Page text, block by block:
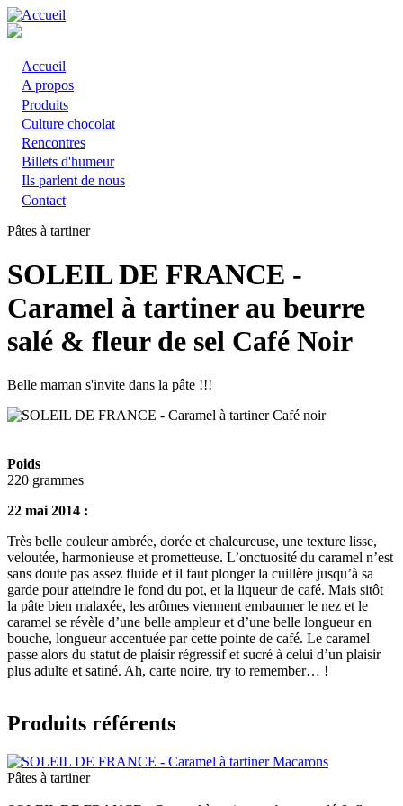
Aller
au
principal
Main
navigation
Accueil
A propos
Produits
Culture chocolat
Rencontres
Billets d'humeur
Ils parlent de nous
Contact
Pâtes à tartiner
SOLEIL DE FRANCE -
Caramel à tartiner au beurre
salé & fleur de sel Café Noir
Belle maman s'invite dans la pâte !!!
Poids
220 grammes
22 mai 2014 :
Très belle couleur ambrée, dorée et chaleureuse, une texture lisse,
veloutée, harmonieuse et prometteuse. L’onctuosité du caramel n’est
sans doute pas assez fluide et il faut plonger la cuillère jusqu’à sa
garde pour atteindre le fond du pot, et la liqueur de café. Mais sitôt
la pâte bien malaxée, les arômes viennent embaumer le nez et le
caramel se révèle d’une belle ampleur et d’une belle longueur en
bouche, longueur accentuée par cette pointe de café. Le caramel
passe alors du statut de plaisir régressif et sucré à celui d’un plaisir
plus adulte et satiné. Ah, carte noire, try to remember… !
Produits référents
Pâtes à tartiner